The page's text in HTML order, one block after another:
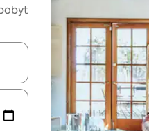
po nich za pomocą klawiszy